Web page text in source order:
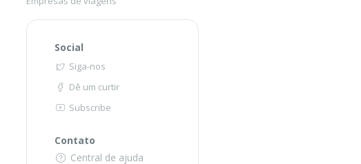
Social
Siga-nos
Dê um curtir
Subscribe
Contato
Central de ajuda